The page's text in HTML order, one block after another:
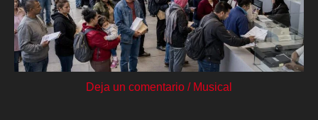
Deja un comentario / Musical